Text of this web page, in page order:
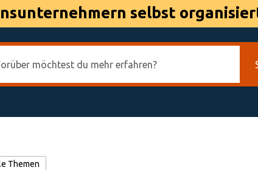
selbst
Themen